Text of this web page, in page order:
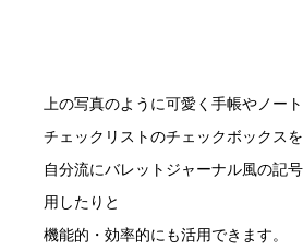
上の写真のように可愛く手帳やノー
チェックリストのチェックボックス
自分流にバレットジャーナル風の記
用したりと
機能的・効率的にも活用できます。